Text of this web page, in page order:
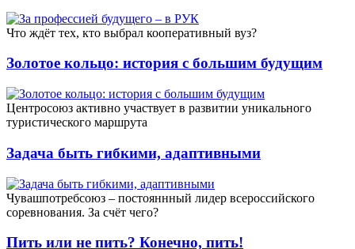
Что ждёт тех, кто выбрал кооперативный вуз?
Золотое кольцо: история с большим будущим
Центросоюз активно участвует в развитии уникального
туристического маршрута
Задача быть гибкими, адаптивными
Чувашпотребсоюз – постояннный лидер всероссийского
соревнования. За счёт чего?
Пить или не пить? Конечно, пить!